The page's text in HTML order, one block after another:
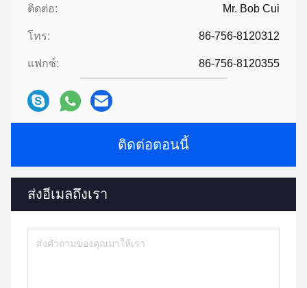
ติดต่อ: Mr. Bob Cui
โทร: 86-756-8120312
แฟกซ์: 86-756-8120355
ติดต่อตอนนี้
ส่งอีเมลถึงเรา